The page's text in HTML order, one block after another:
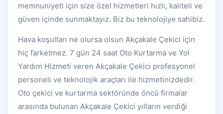
memnuniyeti için size özel hizmetleri hızlı, kaliteli ve
güven içinde sunmaktayız. Biz bu teknolojiye sahibiz.
Hava koşulları ne olursa olsun Akçakale Çekici için
hiç farketmez. 7 gün 24 saat Oto Kurtarma ve Yol
Yardım Hizmeti veren Akçakale Çekici profesyonel
personeli ve teknolojik araçları ile hizmetinizdedir.
Oto çekici ve kurtarma sektöründe öncü firmalar
arasında bulunan Akçakale Çekici yılların verdiği